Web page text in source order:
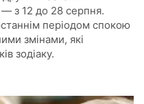
з 12 до 28 серпня.
періодом спокою
змінами, які
зодіаку.